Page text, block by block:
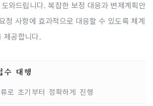
와드립니다. 복잡한 보정 대응과 변제계획안
청 사항에 효과적으로 대응할 수 있도록 체계
제공합니다.
수 대행
로 초기부터 정확하게 진행